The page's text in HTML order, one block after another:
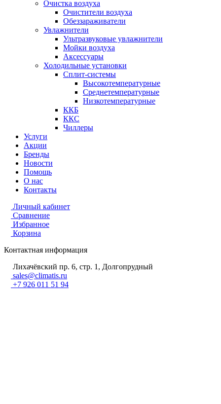
Очистка воздуха
Очистители воздуха
Обеззараживатели
Увлажнители
Ультразвуковые увлажнители
Мойки воздуха
Аксессуары
Холодильные установки
Сплит-системы
Высокотемпературные
Среднетемпературные
Низкотемпературные
ККБ
ККС
Чиллеры
Услуги
Акции
Бренды
Новости
Помощь
О нас
Контакты
Личный кабинет
Сравнение
Избранное
Корзина
Контактная информация
Лихачёвский пр. 6, стр. 1, Долгопрудный
sales@climatis.ru
+7 926 011 51 94